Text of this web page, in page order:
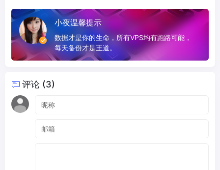
小夜温馨提示
数据才是你的生命，所有VPS均有跑路可能，
每天备份才是王道。
评论 (3)